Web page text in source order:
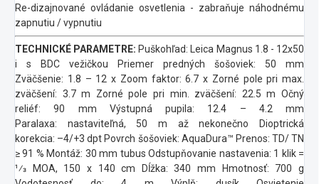
Re-dizajnované ovládanie osvetlenia - zabraňuje náhodnému
zapnutiu / vypnutiu
TECHNICKÉ PARAMETRE: Puškohľad: Leica Magnus 1.8 - 12x50
i s BDC vežičkou
Priemer predných šošoviek: 50 mm
Zväčšenie: 1.8 – 12 x Zoom faktor: 6.7 x Zorné pole pri max.
zväčšení: 3.7 m
Zorné pole pri min. zväčšení: 22.5 m Očný
reliéf: 90 mm
Výstupná pupila: 12.4 – 4.2 mm
Paralaxa: nastaviteľná, 50 m až nekonečno
Dioptrická
korekcia: –4/+3 dpt Povrch šošoviek: AquaDura™ Prenos: TD/ TN
≥ 91 % Montáž: 30 mm tubus Odstupňovanie nastavenia: 1 klik =
1⁄3 MOA, 150 x 140 cm
Dĺžka: 340 mm
Hmotnosť: 700 g